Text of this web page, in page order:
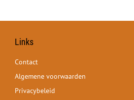
Links
Contact
Algemene voorwaarden
Privacybeleid